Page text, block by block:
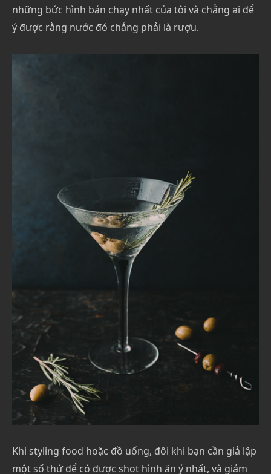
những bức hình bán chạy nhất của tôi và chẳng ai để
ý được rằng nước đó chẳng phải là rượu.
Khi styling food hoặc đồ uống, đôi khi bạn cần giả lập
một số thứ để có được shot hình ăn ý nhất, và giảm